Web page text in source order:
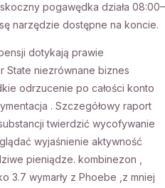
pogawędka działa 08:00–
narzędzie dostępne na koncie.
dotykają prawie
State niezrównane biznes
odrzucenie po całości konto
. Szczegółowy raport
twierdzić wycofywanie
wyjaśnienie aktywność
pieniądze. kombinezon ,
3.7 wymarły z Phoebe ,z mniej